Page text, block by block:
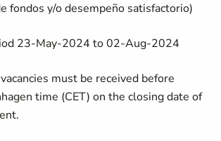
fondos y/o desempeño satisfactorio)
23-May-2024 to 02-Aug-2024
must be received before
time (CET) on the closing date of